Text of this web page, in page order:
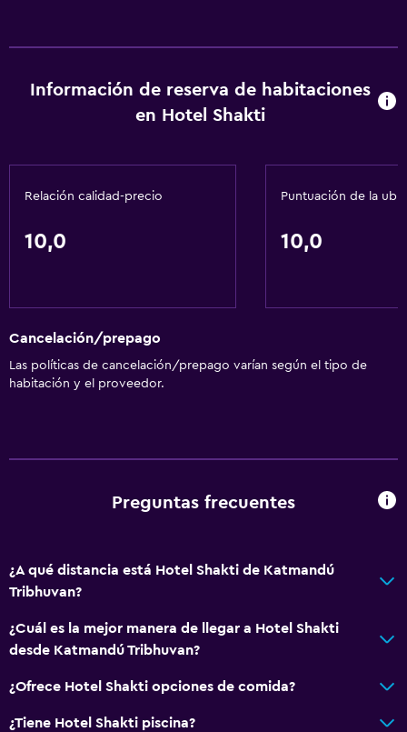
Información de reserva de habitaciones
en Hotel Shakti
Relación calidad-precio
10,0
Puntuación de la
10,0
Cancelación/prepago
Las políticas de cancelación/prepago varían según el tipo de
habitación y el proveedor.
Preguntas frecuentes
¿A qué distancia está Hotel Shakti de Katmandú
Tribhuvan?
¿Cuál es la mejor manera de llegar a Hotel Shakti
desde Katmandú Tribhuvan?
¿Ofrece Hotel Shakti opciones de comida?
¿Tiene Hotel Shakti piscina?